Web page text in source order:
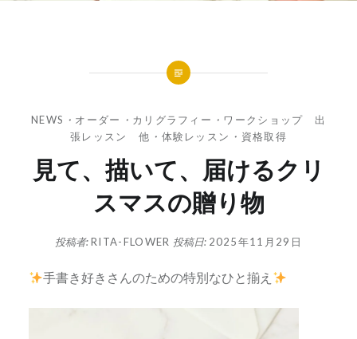
NEWS ・ オーダー ・ カリグラフィー ・ ワークショップ 出
張レッスン 他 ・ 体験レッスン ・ 資格取得
見て、描いて、届けるクリ
スマスの贈り物
投稿者:RITA-FLOWER 投稿日: 2025年11月29日
手書き好きさんのための特別なひと揃え